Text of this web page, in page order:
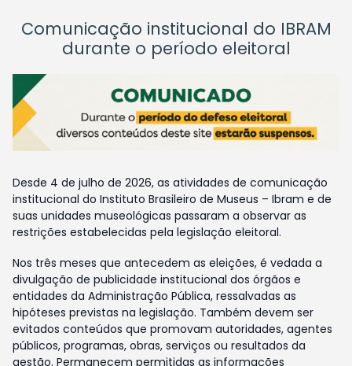
Comunicação institucional do IBRAM
durante o período eleitoral
Desde 4 de julho de 2026, as atividades de comunicação
institucional do Instituto Brasileiro de Museus – Ibram e de
suas unidades museológicas passaram a observar as
restrições estabelecidas pela legislação eleitoral.
Nos três meses que antecedem as eleições, é vedada a
divulgação de publicidade institucional dos órgãos e
entidades da Administração Pública, ressalvadas as
hipóteses previstas na legislação. Também devem ser
evitados conteúdos que promovam autoridades, agentes
públicos, programas, obras, serviços ou resultados da
gestão. Permanecem permitidas as informações